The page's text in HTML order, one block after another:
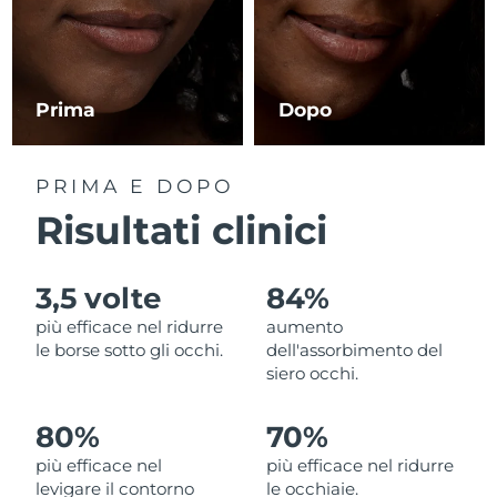
Prima Dopo
PRIMA E DOPO
Risultati clinici
3,5 volte
più efficace nel ridurre
le borse sotto gli occhi.
84%
aumento
dell'assorbimento del
siero occhi.
80%
più efficace nel
levigare il contorno
70%
più efficace nel ridurre
le occhiaie.
RAS di Macao Consegna stimata 8/14/26
Malaysia Consegna stimata
Messico
Paesi Bassi Consegna stimata
Nuova Zelanda Consegna stimata
Oman Consegna stimata8/15/26